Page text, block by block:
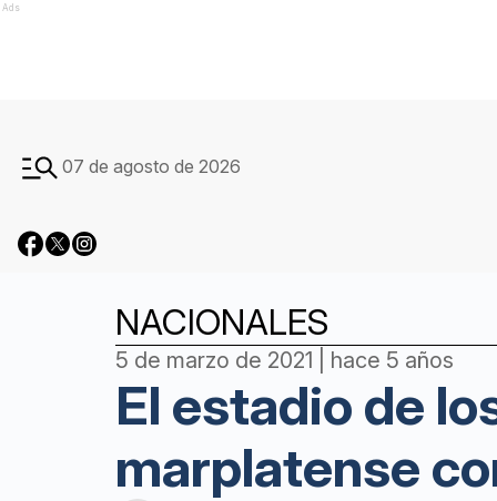
Ads
07 de agosto de 2026
NACIONALES
5 de marzo de 2021 | hace 5 años
El estadio de
marplatense